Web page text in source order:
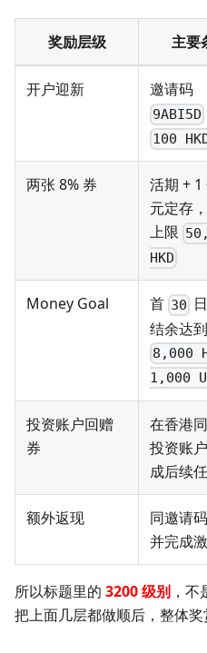
奖励层级 主要
开户迎新 邀请码
9ABI5D
100
两张 8% 券
活期 + 1
元定存
上限
HKD
Money Goal 首 30
结余达到
8,000
1,000
投资账户回赠
券
在香港
投资账
成后续
额外返现
同邀请
并完成
所以标题里的 3200 级别 ，
把上面几层都做顺后，整体奖